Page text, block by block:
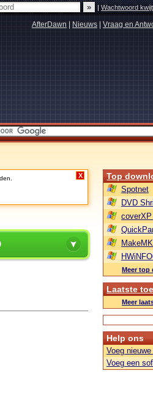
|Wachtwoord kwijt
AfterDawn Nieuws Vraag en
X Top
Spotnet
DVD
Meer top
Laatste
Meer
Help ons
Voeg
Voeg een